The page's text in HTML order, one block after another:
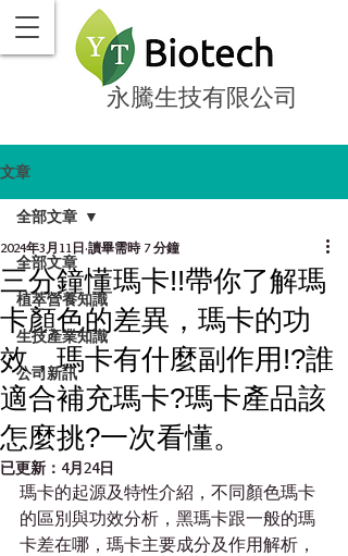
永騰生技有限公司
文章
全部文章
植萃營養知識
生技產業知識
公司新訊
全部文章
三分鐘懂瑪卡!!帶你了解瑪
卡顏色的差異，瑪卡的功
效，瑪卡有什麼副作用!?誰
適合補充瑪卡?瑪卡產品該
怎麼挑?一次看懂。
2024年3月11日 讀畢需時 7 分鐘
已更新： 4月24日
瑪卡的起源及特性介紹，不同顏色瑪卡
的區別與功效分析，黑瑪卡跟一般的瑪
卡差在哪，瑪卡主要成分及作用解析，